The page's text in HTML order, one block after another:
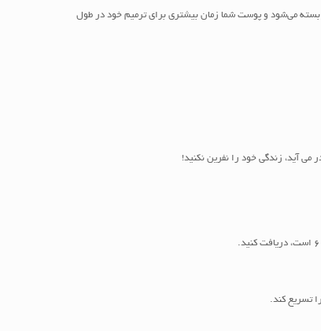
شب). هر چه زودتر به رختخواب بروید، چشمان شما بیشتر بسته می‌شود و پوست شما زمان بیشتری برای ترمیم خود در طول
تسریع کند.